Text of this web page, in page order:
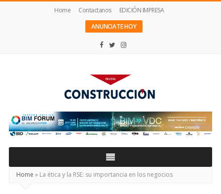
Home Contactanos
EDICIÓN IMPRESA
ANUNCIATE HOY
Construcción
Home » La ética y la RSE: su importancia en los negocios